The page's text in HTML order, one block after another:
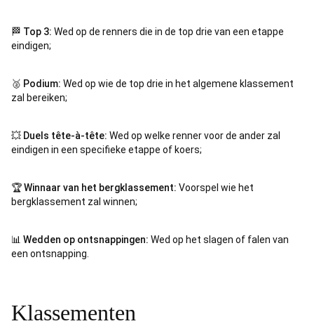
🏁 Top 3: Wed op de renners die in de top drie van een etappe
eindigen;
🥈 Podium: Wed op wie de top drie in het algemene klassement
zal bereiken;
💥 Duels tête-à-tête: Wed op welke renner voor de ander zal
eindigen in een specifieke etappe of koers;
🏆Winnaar van het bergklassement: Voorspel wie het
bergklassement zal winnen;
📊 Wedden op ontsnappingen: Wed op het slagen of falen van
een ontsnapping.
Klassementen